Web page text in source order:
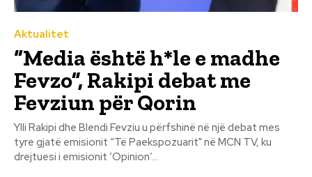
Aktualitet
“Media është h*le e madhe
Fevzo”, Rakipi debat me
Fevziun për Qorin
Ylli Rakipi dhe Blendi Fevziu u përfshinë në një debat mes
tyre gjatë emisionit “Të Paekspozuarit" në MCN TV, ku
drejtuesi i emisionit ‘Opinion’...